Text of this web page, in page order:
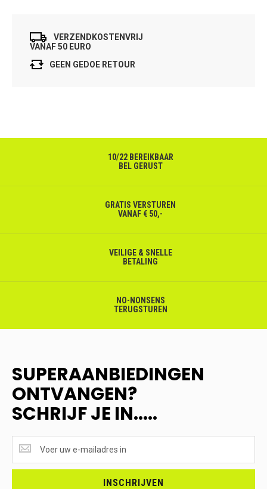
VERZENDKOSTENVRIJ
VANAF 50 EURO
GEEN GEDOE RETOUR
10/22 BEREIKBAAR
BEL GERUST
GRATIS VERSTUREN
VANAF € 50,-
VEILIGE & SNELLE
BETALING
NO-NONSENS
TERUGSTUREN
SUPERAANBIEDINGEN
ONTVANGEN?
SCHRIJF JE IN.....
ONTVANGEN?
<br>SCHRIJF
INSCHRIJVEN